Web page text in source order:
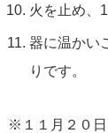
火を止め、
器に温かい
りです。
※１１月２０日